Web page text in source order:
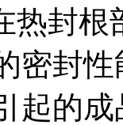
热封
密封
起的